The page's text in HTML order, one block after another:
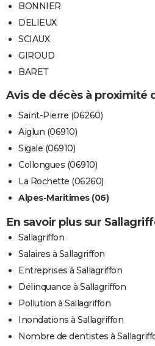
BONNIER
DELIEUX
SCIAUX
GIROUD
BARET
Avis de décès à proximité
Saint-Pierre (06260)
Aiglun (06910)
Sigale (06910)
Collongues (06910)
La Rochette (06260)
Alpes-Maritimes (06)
En savoir plus sur
Sallagriffon
Salaires à Sallagriffon
Entreprises à Sallagriffon
Délinquance à Sallagriffon
Pollution à Sallagriffon
Inondations à Sallagriffon
Nombre de dentistes à